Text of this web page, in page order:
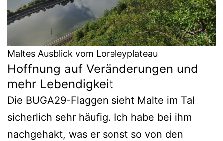
Maltes Ausblick vom Loreleyplateau
Hoffnung auf Veränderungen und
mehr Lebendigkeit
Die BUGA29-Flaggen sieht Malte im Tal
sicherlich sehr häufig. Ich habe bei ihm
nachgehakt, was er sonst so von den